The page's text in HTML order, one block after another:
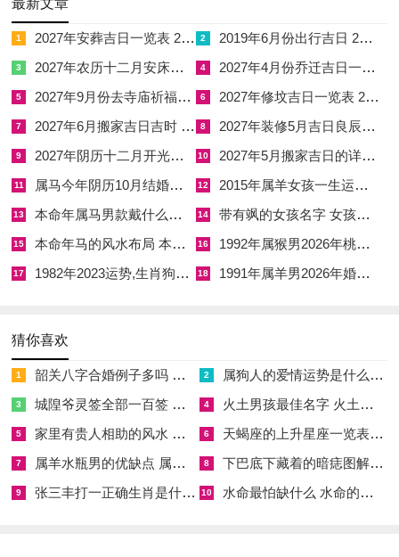
癸巳月十二日，即西历四月十八日，干支为壬寅；
水调候，地支为寅木，乃火之长生之地，与月令巳火相刑，寅巳
相刑，主易有轻微之伤灾或口舌是非，看似不佳。
然若生于该日，妙在天干壬水透出，可润寅木之燥，且寅为丙火
之长生，能助燃年干丙火，此谓「食神生财」，主才华得以施
展，财富有源；寅午半合火局，虽有助火之嫌，然得壬水盖头压
制，反成既济之功，此日生人多有技艺之长，性格稍显执拗，却
事业有成，其冲煞在申，生肖属猴者不宜。
癸巳月二十日，即西历四月二十六日，干支为己酉，此日干支为
己土酉金，酉金为月支巳火之正财，亦是年干丙火之正财，又为
巳月火旺熔金，得此一酉金，恰是烈火炼真金之象，主其人必成
大器，贵气暗藏，然火旺金弱，金主肺与呼吸为你，故生于该日
者，须自幼注意肺部保养，少近烟尘；其冲煞在卯，生肖属兔者
当避忌。
以上所择吉日，皆以干支配合为本，兼顾神煞与冲克；然并非除
此数日外，其余皆凶，只是吉象未臻圆满，或有瑕疵。若条件所
最新文章
1 2027年安葬吉日一览表 2027年12月安葬吉日一览表 2 2019年6月份出行吉日 2027年6月出行吉日一览表
3 2027年农历十二月安床吉日 2027年正月安床吉日吉时查询 4 2027年4月份乔迁吉日一览表 2027年4月乔迁吉日吉时查询
5 2027年9月份去寺庙祈福的日子 2027年5月去寺庙吉日一览表 6 2027年修坟吉日一览表 2027年农历2月修坟吉日一览表
7 2027年6月搬家吉日吉时 2027年农历6月搬家吉日一览表 8 2027年装修5月吉日良辰查询表 2027年农历5月装修吉日一览表
9 2027年阴历十二月开光吉日 2027年12月开光吉日一览表 10 2027年5月搬家吉日的详细解释 2027年5月搬家吉日吉时查询
11 属马今年阴历10月结婚好吗 属马还有几年本命年结婚呢好吗 12 2015年属羊女孩一生运势 2015年属羊女2026年健康运好吗
13 本命年属马男款戴什么财神 本命年属马男士戴什么好一点 14 带有飒的女孩名字 女孩取名字带飒字有什么名字好听
15 本命年马的风水布局 本命年马的佛像怎么摆放 16 1992年属猴男2026年桃花运 1992年属猴男2026年感情运如何
17 1982年2023运势,生肖狗1982年2023运势 18 1991年属羊男2026年婚姻运势 1991年属羊男2026年感情运如何
猜你喜欢
1 韶关八字合婚例子多吗 韶关八字测风水 2 属狗人的爱情运势是什么意思 属狗的人爱情观
3 城隍爷灵签全部一百签 城隍爷灵签解签大全 4 火土男孩最佳名字 火土属性的字男孩名字有哪些
5 家里有贵人相助的风水 家里有贵人是什么意思 6 天蝎座的上升星座一览表 天蝎座的上升星座查询
7 属羊水瓶男的优缺点 属羊水瓶座男生性格爱情观 8 下巴底下藏着的暗痣图解 下巴尖底下有痣代表什么
9 张三丰打一正确生肖是什么意思 张三丰是指什么生肖 10 水命最怕缺什么 水命的人忌什么